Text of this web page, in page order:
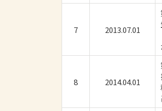
7 2013.07.01
8 2014.04.01